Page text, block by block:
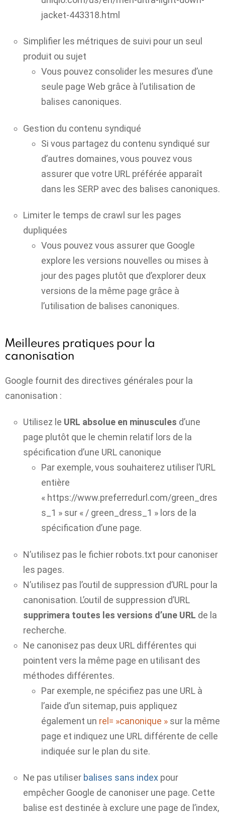
jacket-443318.html
Simplifier les métriques de suivi pour un seul
produit ou sujet
Vous pouvez consolider les mesures d’une
seule page Web grâce à l’utilisation de
balises canoniques.
Gestion du contenu syndiqué
Si vous partagez du contenu syndiqué sur
d’autres domaines, vous pouvez vous
assurer que votre URL préférée apparaît
dans les SERP avec des balises canoniques.
Limiter le temps de crawl sur les pages
dupliquées
Vous pouvez vous assurer que Google
explore les versions nouvelles ou mises à
jour des pages plutôt que d’explorer deux
versions de la même page grâce à
l’utilisation de balises canoniques.
Meilleures pratiques pour la
canonisation
Google fournit des directives générales pour la
canonisation :
Utilisez le URL absolue en minuscules d’une
page plutôt que le chemin relatif lors de la
spécification d’une URL canonique
Par exemple, vous souhaiterez utiliser l’URL
entière
« https://www.preferredurl.com/green_dres
s_1 » sur « / green_dress_1 » lors de la
spécification d’une page.
N’utilisez pas le fichier robots.txt pour canoniser
les pages.
N’utilisez pas l’outil de suppression d’URL pour la
canonisation. L’outil de suppression d’URL
supprimera toutes les versions d’une URL de la
recherche.
Ne canonisez pas deux URL différentes qui
pointent vers la même page en utilisant des
méthodes différentes.
Par exemple, ne spécifiez pas une URL à
l’aide d’un sitemap, puis appliquez
également un rel= »canonique » sur la même
page et indiquez une URL différente de celle
indiquée sur le plan du site.
Ne pas utiliser balises sans index pour
empêcher Google de canoniser une page. Cette
balise est destinée à exclure une page de l’index,